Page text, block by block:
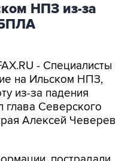
НПЗ из-за
- Специалисты
на Ильском НПЗ,
из-за падения
Северского
Алексей Чеверев